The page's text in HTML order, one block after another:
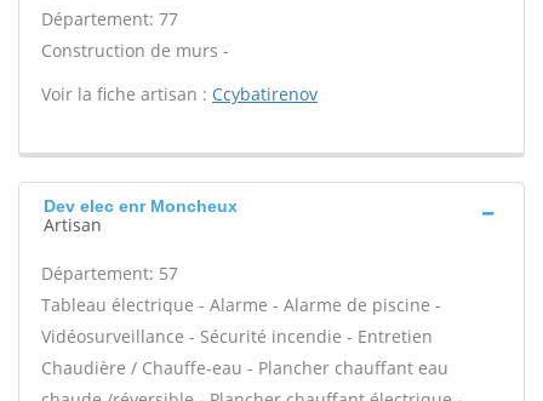
Département: 77
Construction de murs -
Voir la fiche artisan : Ccybatirenov
Dev elec enr Moncheux
Artisan
Département: 57
Tableau électrique - Alarme - Alarme de piscine -
Vidéosurveillance - Sécurité incendie - Entretien
Chaudière / Chauffe-eau - Plancher chauffant eau